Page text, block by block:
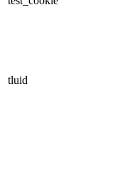
tluid